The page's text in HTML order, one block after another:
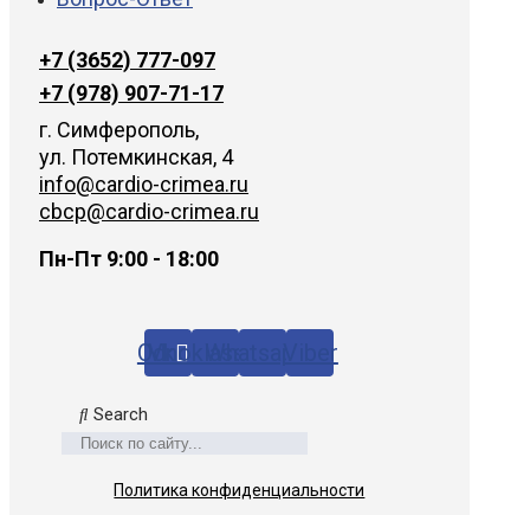
+7 (3652) 777-097
+7 (978) 907-71-17
г. Симферополь,
ул. Потемкинская, 4
info@cardio-crimea.ru
cbcp@cardio-crimea.ru
Пн-Пт 9:00 - 18:00
Odnoklassniki Viber
Search
Политика конфиденциальности